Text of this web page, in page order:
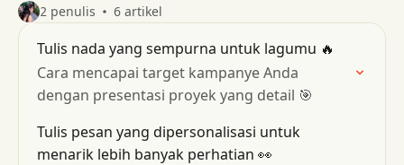
2 penulis 6 artikel
Tulis nada yang sempurna untuk lagumu 🔥
Cara mencapai target kampanye Anda
dengan presentasi proyek yang detail 🎯
Tulis pesan yang dipersonalisasi untuk
menarik lebih banyak perhatian 👀